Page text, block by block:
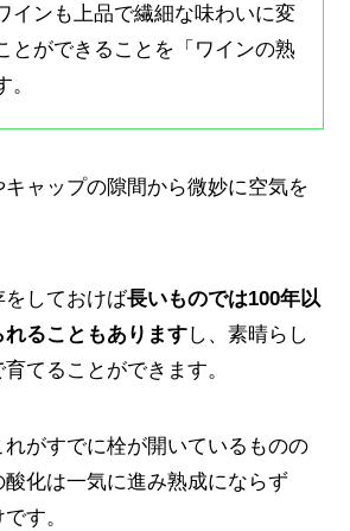
インも上品で繊細な味わいに変
とができることを「ワインの熟
ャップの隙間から微妙に空気を
をしておけば長いものでは100年以
ることもありますし、素晴らし
てることができます。
がすでに栓が開いているものの
化は一気に進み熟成にならず
す。